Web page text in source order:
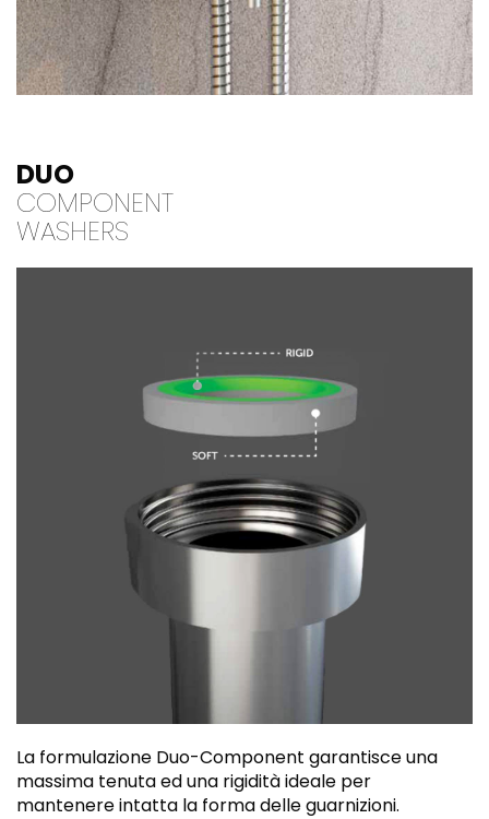
DUO
COMPONENT
WASHERS
La formulazione Duo-Component garantisce una
massima tenuta ed una rigidità ideale per
mantenere intatta la forma delle guarnizioni.